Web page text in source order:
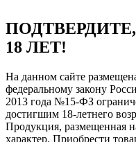
18 ЛЕТ!
На данном сайте
федеральному закону
2013 года №15-ФЗ
достигшим 18-летнего
Продукция, размещенная
характер. Приобрести